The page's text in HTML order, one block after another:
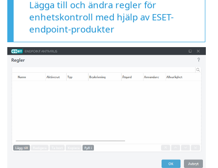
Lägga till och ändra regler för
enhetskontroll med hjälp av ESET-
endpoint-produkter